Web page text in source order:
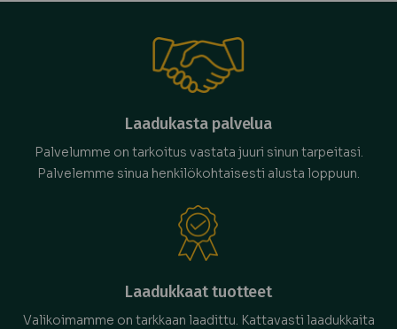
Laadukasta palvelua
Palvelumme on tarkoitus vastata juuri sinun tarpeitasi.
Palvelemme sinua henkilökohtaisesti alusta loppuun.
Laadukkaat tuotteet
Valikoimamme on tarkkaan laadittu. Kattavasti laadukkaita